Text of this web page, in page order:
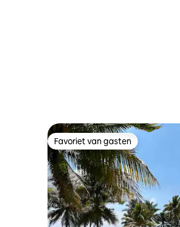
Favoriet van gasten
Favoriet van gasten